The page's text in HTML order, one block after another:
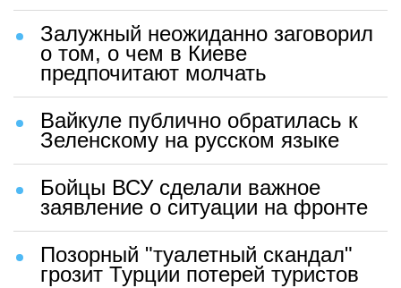
Залужный неожиданно заговорил
о том, о чем в Киеве
предпочитают молчать
Вайкуле публично обратилась к
Зеленскому на русском языке
Бойцы ВСУ сделали важное
заявление о ситуации на фронте
Позорный "туалетный скандал"
грозит Турции потерей туристов